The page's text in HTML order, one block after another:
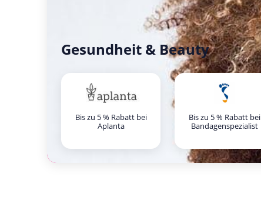
Gesundheit & Beauty
Bis zu 5 % Rabatt bei
Aplanta
Bis zu 5 % Rabatt bei
Bandagenspezialist